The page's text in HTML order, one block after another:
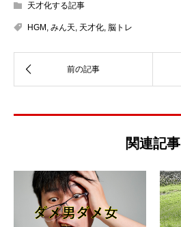
天才化する記事
HGM , みん天, 天才化, 脳トレ
関連記事